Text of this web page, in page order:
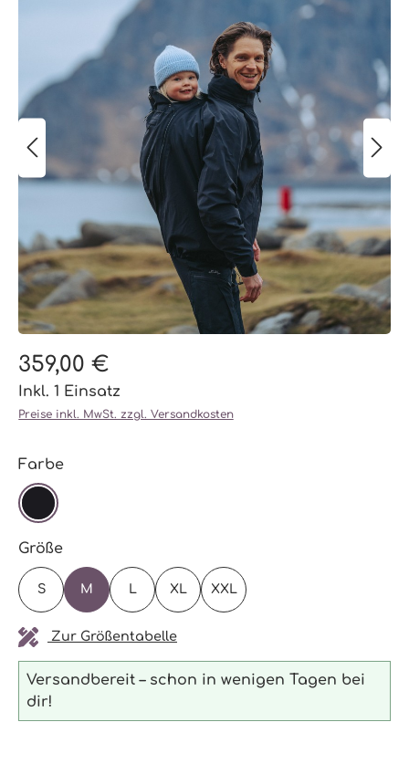
359,00 €
Inkl. 1 Einsatz
Preise inkl. MwSt. zzgl. Versandkosten
Farbeauswählen
SCHWARZ
Größeauswählen
S M L XL XXL
Zur Größentabelle
Versandbereit – schon in wenigen Tagen bei
dir!